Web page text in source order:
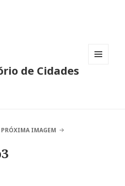
de Cidades
PRÓXIMA IMAGEM